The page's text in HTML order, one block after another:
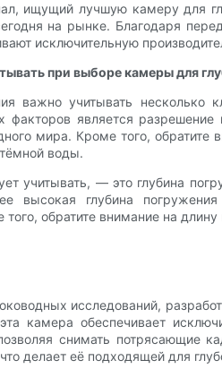
ищущий лучшую камеру для
на рынке. Благодаря
исключительную
при выборе камеры для
важно учитывать несколько
является
мира. Кроме того,
воды.
учитывать, — это глубина
высокая глубина
обратите внимание на
исследований,
обеспечивает
снимать
делает её подходящей для